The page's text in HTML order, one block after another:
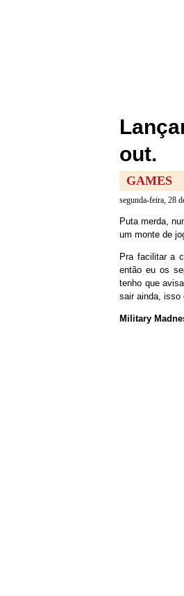
out.
GAMES
segunda-feira, 28
Puta merda,
um monte de
Pra facilitar a
então eu os
tenho que
sair ainda, isso
Military